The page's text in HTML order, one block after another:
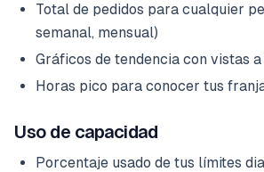
Total de pedidos para cualquier
semanal, mensual)
Gráficos de tendencia con vistas
Horas pico para conocer tus
Uso de capacidad
Porcentaje usado de tus límites